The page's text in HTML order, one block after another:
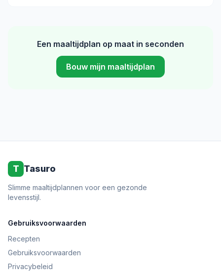
Een maaltijdplan op maat in seconden
Bouw mijn maaltijdplan
T Tasuro
Slimme maaltijdplannen voor een gezonde
levensstijl.
Gebruiksvoorwaarden
Recepten
Gebruiksvoorwaarden
Privacybeleid